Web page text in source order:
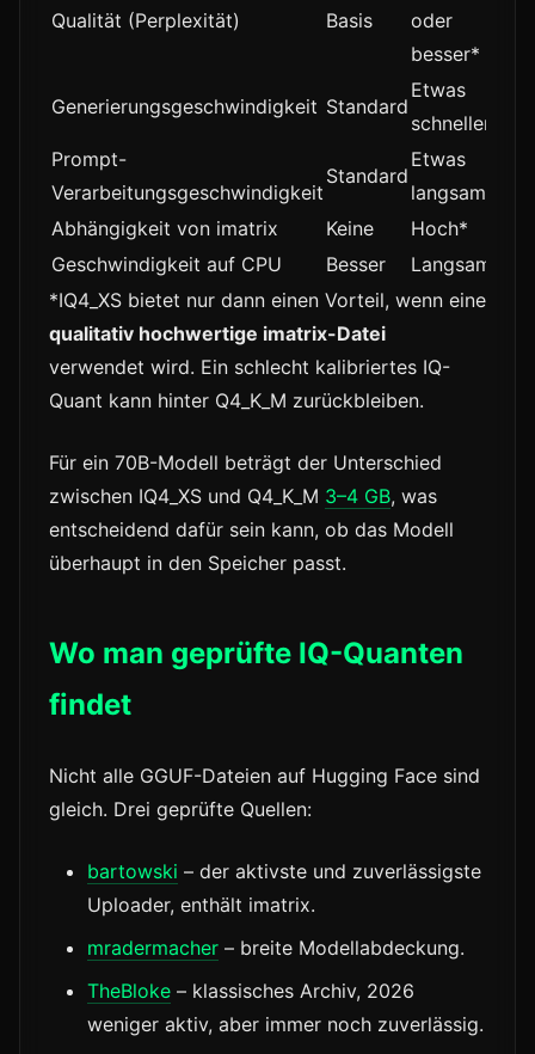
Qualität (Perplexität) Basis
oder
besser*
Generierungsgeschwindigkeit Standard
Etwas
schneller
Prompt-
Verarbeitungsgeschwindigkeit
Standard
Etwas
langsamer
Abhängigkeit von imatrix
Keine
Hoch*
Geschwindigkeit auf CPU
Besser
Langsamer
*IQ4_XS bietet nur dann einen Vorteil, wenn eine
qualitativ hochwertige imatrix-Datei
verwendet wird. Ein schlecht kalibriertes IQ-
Quant kann hinter Q4_K_M zurückbleiben.
Für ein 70B-Modell beträgt der Unterschied
zwischen IQ4_XS und Q4_K_M 3–4 GB, was
entscheidend dafür sein kann, ob das Modell
überhaupt in den Speicher passt.
Wo man geprüfte IQ-Quanten
findet
Nicht alle GGUF-Dateien auf Hugging Face sind
gleich. Drei geprüfte Quellen:
bartowski – der aktivste und zuverlässigste
Uploader, enthält imatrix.
mradermacher – breite Modellabdeckung.
TheBloke – klassisches Archiv, 2026
weniger aktiv, aber immer noch zuverlässig.